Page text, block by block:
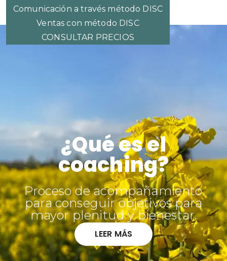
Comunicación a través método DISC
Ventas con método DISC
CONSULTAR PRECIOS
¿Qué es el
coaching?
Proceso de acompañamiento
para conseguir objetivos para
mayor plenitud y bienestar.
LEER MÁS